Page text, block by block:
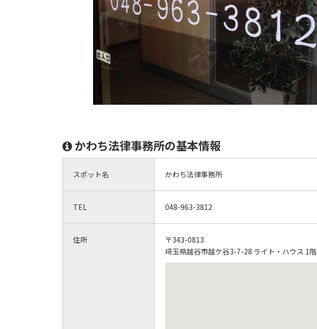
かわち法律事務所の基本情報
スポット名 かわち法律事務所
TEL 048-963-3812
住所
〒343-0813
埼玉県越谷市越ケ谷3-7-28 ライト・ハウス 1階